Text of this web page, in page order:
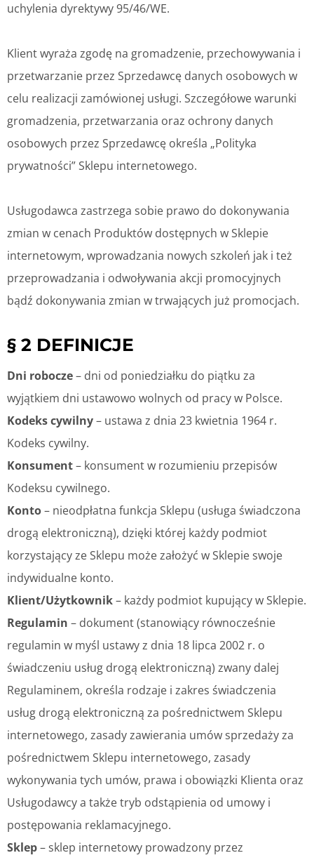
uchylenia dyrektywy 95/46/WE.
Klient wyraża zgodę na gromadzenie, przechowywania i
przetwarzanie przez Sprzedawcę danych osobowych w
celu realizacji zamówionej usługi. Szczegółowe warunki
gromadzenia, przetwarzania oraz ochrony danych
osobowych przez Sprzedawcę określa „Polityka
prywatności” Sklepu internetowego.
Usługodawca zastrzega sobie prawo do dokonywania
zmian w cenach Produktów dostępnych w Sklepie
internetowym, wprowadzania nowych szkoleń jak i też
przeprowadzania i odwoływania akcji promocyjnych
bądź dokonywania zmian w trwających już promocjach.
§ 2 DEFINICJE
Dni robocze– dni od poniedziałku do piątku za
wyjątkiem dni ustawowo wolnych od pracy w Polsce.
Kodeks cywilny– ustawa z dnia 23 kwietnia 1964 r.
Kodeks cywilny.
Konsument– konsument w rozumieniu przepisów
Kodeksu cywilnego.
Konto– nieodpłatna funkcja Sklepu (usługa świadczona
drogą elektroniczną), dzięki której każdy podmiot
korzystający ze Sklepu może założyć w Sklepie swoje
indywidualne konto.
Klient/Użytkownik– każdy podmiot kupujący w Sklepie.
Regulamin – dokument (stanowiący równocześnie
regulamin w myśl ustawy z dnia 18 lipca 2002 r. o
świadczeniu usług drogą elektroniczną) zwany dalej
Regulaminem, określa rodzaje i zakres świadczenia
usług drogą elektroniczną za pośrednictwem Sklepu
internetowego, zasady zawierania umów sprzedaży za
pośrednictwem Sklepu internetowego, zasady
wykonywania tych umów, prawa i obowiązki Klienta oraz
Usługodawcy a także tryb odstąpienia od umowy i
postępowania reklamacyjnego.
Sklep– sklep internetowy prowadzony przez